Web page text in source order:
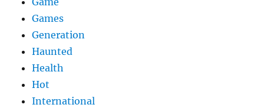
Games
Generation
Haunted
Health
Hot
International